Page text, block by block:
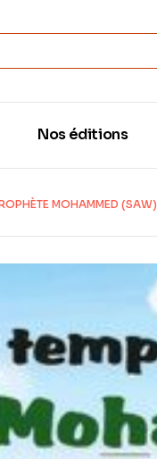
Nos éditions
MOHAMMED (SAW)